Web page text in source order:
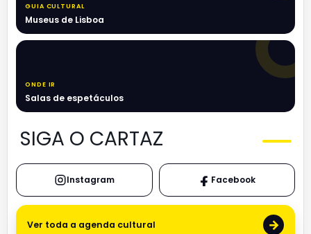
GUIA CULTURAL
Museus de Lisboa
ONDE IR
Salas de espetáculos
SIGA O CARTAZ
Instagram Facebook
Ver toda a agenda cultural →